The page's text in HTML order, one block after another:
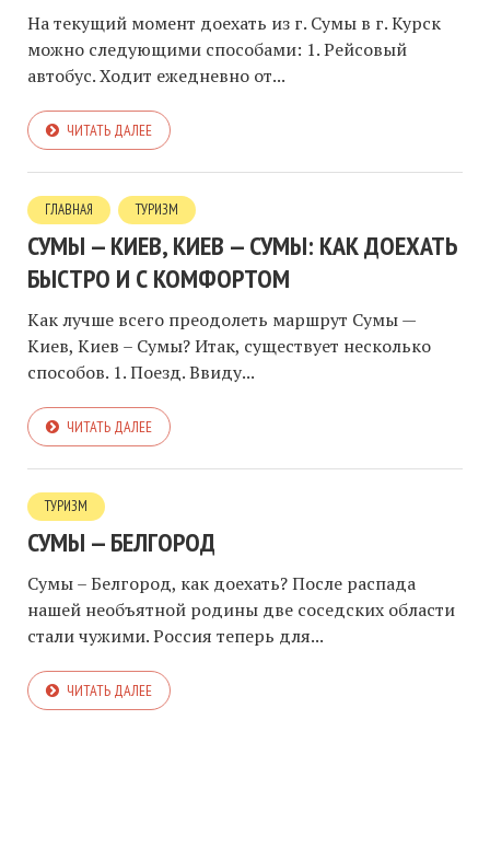
На текущий момент доехать из г. Сумы в г. Курск
можно следующими способами: 1. Рейсовый
автобус. Ходит ежедневно от...
ЧИТАТЬ ДАЛЕЕ
ГЛАВНАЯ ТУРИЗМ
СУМЫ — КИЕВ, КИЕВ — СУМЫ: КАК ДОЕХАТЬ
БЫСТРО И С КОМФОРТОМ
Как лучше всего преодолеть маршрут Сумы —
Киев, Киев – Сумы? Итак, существует несколько
способов. 1. Поезд. Ввиду...
ЧИТАТЬ ДАЛЕЕ
ТУРИЗМ
СУМЫ — БЕЛГОРОД
Сумы – Белгород, как доехать? После распада
нашей необъятной родины две соседских области
стали чужими. Россия теперь для...
ЧИТАТЬ ДАЛЕЕ